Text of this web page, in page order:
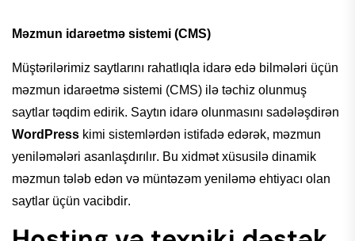
Məzmun idarəetmə sistemi (CMS)
Müştərilərimiz saytlarını rahatlıqla idarə edə bilmələri üçün
məzmun idarəetmə sistemi (CMS) ilə təchiz olunmuş
saytlar təqdim edirik. Saytın idarə olunmasını sadələşdirən
WordPress kimi sistemlərdən istifadə edərək, məzmun
yeniləmələri asanlaşdırılır. Bu xidmət xüsusilə dinamik
məzmun tələb edən və müntəzəm yeniləmə ehtiyacı olan
saytlar üçün vacibdir.